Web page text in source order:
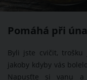
Pomáhá při
Byli jste cvičit,
jakoby kdyby vás
Napusťte si vanu